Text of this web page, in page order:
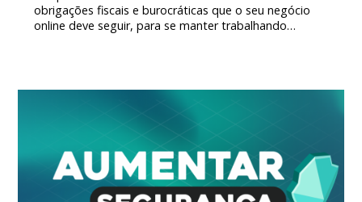
obrigações fiscais e burocráticas que o seu negócio
online deve seguir, para se manter trabalhando